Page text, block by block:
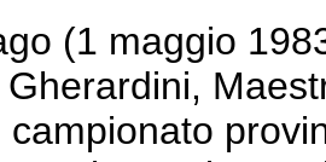
(1 maggio